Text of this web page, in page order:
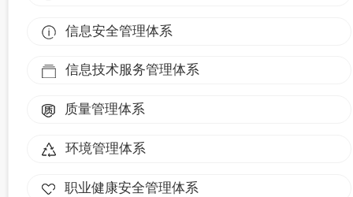
信息安全管理体系
信息技术服务管理体系
质量管理体系
环境管理体系
职业健康安全管理体系